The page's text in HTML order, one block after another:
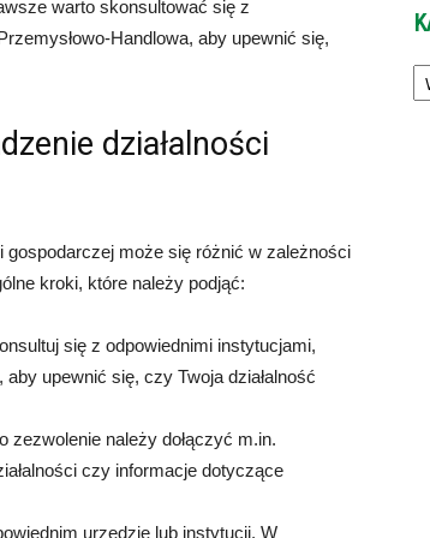
warto skonsultować się z
Handlowa, aby upewnić się,
działalności
gospodarczej może się różnić w zależności
kroki, które należy podjąć:
się z odpowiednimi instytucjami,
upewnić się, czy Twoja działalność
należy dołączyć m.in.
czy informacje dotyczące
urzędzie lub instytucji. W